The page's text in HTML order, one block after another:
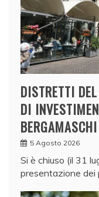
DISTRETTI
DI
BERGAMASCHI
5 Agosto 2026
Si è chiuso (il 31
presentazione